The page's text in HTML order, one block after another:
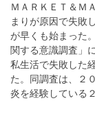
ＭＡＲＫＥＴ＆Ｍ
まりが原因で失敗
が早くも始まった
関する意識調査」
私生活で失敗した
た。同調査は、２
炎を経験している